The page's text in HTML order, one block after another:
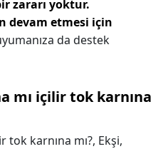
zararı yoktur.
devam etmesi için
da destek
mı içilir tok karnına
tok karnına mı?, Ekşi,